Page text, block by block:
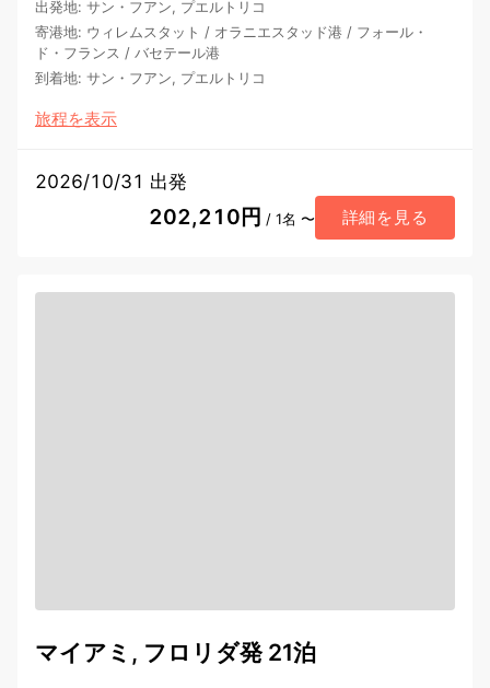
出発地: サン・フアン, プエルトリコ
寄港地: ウィレムスタット / オラニエスタッド港 / フォール・
ド・フランス / バセテール港
到着地: サン・フアン, プエルトリコ
旅程を表示
2026/10/31 出発
202,210円 / 1名 〜 詳細を見る
マイアミ, フロリダ発 21泊